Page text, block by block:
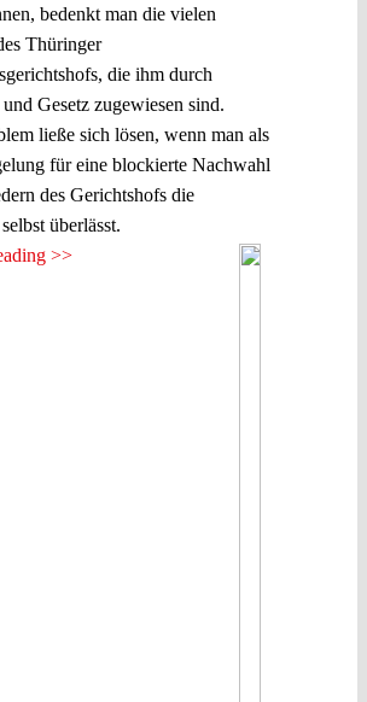
bedenkt man die vielen
Thüringer
die ihm durch
Gesetz zugewiesen sind.
ließe sich lösen, wenn man als
für eine blockierte Nachwahl
des Gerichtshofs die
überlässt.
>>